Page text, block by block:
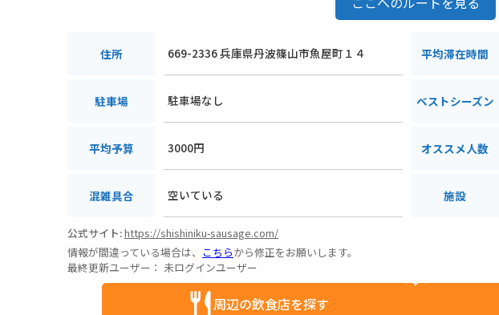
住所 669-2336 兵庫県丹波篠山市魚屋町１４ 平均滞在時間
駐車場 駐車場なし ベストシーズン
平均予算 3000円 オススメ人数
混雑具合 空いている 施設
公式サイト:https://shishiniku-sausage.com/
情報が間違っている場合は、 こちらから修正をお願いします。
最終更新ユーザー： 未ログインユーザー
周辺の飲食店を探す